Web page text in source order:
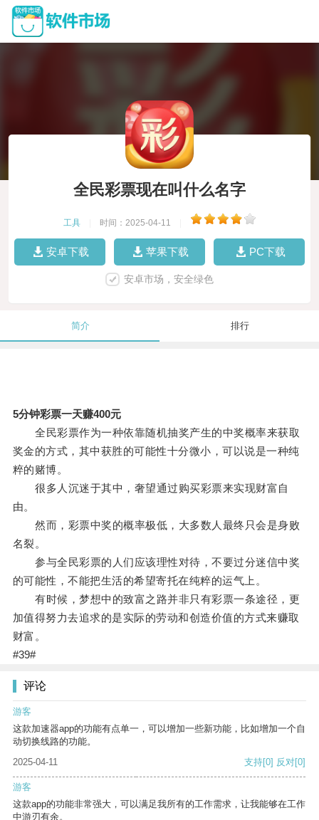
全民彩票现在叫什么名字
工具 时间：2025-04-11
安卓下载 苹果下载 PC下载
安卓市场，安全绿色
简介 排行
5分钟彩票一天赚400元
全民彩票作为一种依靠随机抽奖产生的中奖概率来获取
奖金的方式，其中获胜的可能性十分微小，可以说是一种纯
粹的赌博。
很多人沉迷于其中，奢望通过购买彩票来实现财富自
由。
然而，彩票中奖的概率极低，大多数人最终只会是身败
名裂。
参与全民彩票的人们应该理性对待，不要过分迷信中奖
的可能性，不能把生活的希望寄托在纯粹的运气上。
有时候，梦想中的致富之路并非只有彩票一条途径，更
加值得努力去追求的是实际的劳动和创造价值的方式来赚取
财富。
#39#
评论
游客
这款加速器app的功能有点单一，可以增加一些新功能，比如增加一个自
动切换线路的功能。
2025-04-11
支持[0] 反对[0]
游客
这款app的功能非常强大，可以满足我所有的工作需求，让我能够在工作
中游刃有余。